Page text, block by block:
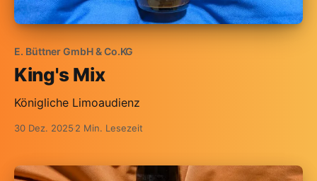
E. Büttner GmbH & Co.KG
King's Mix
Königliche Limoaudienz
30 Dez. 2025 2 Min. Lesezeit